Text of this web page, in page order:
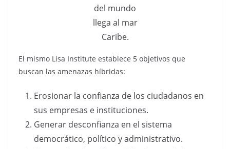
del mundo
llega al mar
Caribe.
El mismo Lisa Institute establece 5 objetivos que
buscan las amenazas híbridas:
Erosionar la confianza de los ciudadanos en
sus empresas e instituciones.
Generar desconfianza en el sistema
democrático, político y administrativo.